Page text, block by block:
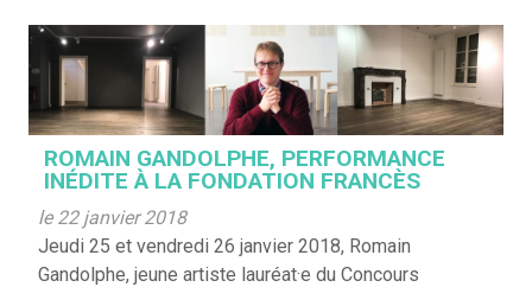
ROMAIN GANDOLPHE, PERFORMANCE
INÉDITE À LA FONDATION FRANCÈS
le 22 janvier 2018
Jeudi 25 et vendredi 26 janvier 2018, Romain
Gandolphe, jeune artiste lauréat·e du Concours